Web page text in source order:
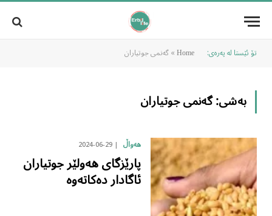
تۆ ئێستا لە پەرەی: Home
»گەنمی جوتیاران
بەشی:گەنمی جوتیاران
هەواڵ 2024-06-29
پارێزگای هەولێر جوتیاران
ئاگادار دەکاتەوە